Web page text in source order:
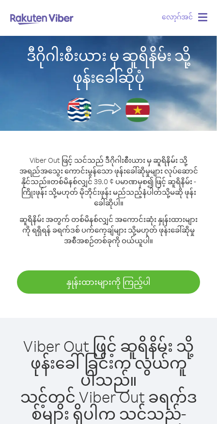
လော့ဂ်အင်
ဒီဂိုဂါးစီးယား မှ ဆူရိနိမ်း သို့
ဖုန်းခေါ်ဆိုပုံ
Viber Out ဖြင့် သင်သည် ဒီဂိုဂါးစီးယား မှ ဆူရိနိမ်း သို့
အရည်အသွေး ကောင်းမွန်သော ဖုန်းခေါ်ဆိုမှုများ လုပ်ဆောင်
နိုင်သည်။တစ်မိနစ်လျှင် 39.0 ¢ ပမာဏမှစ၍ ဖြင့် ဆူရိနိမ်း -
ကြိုးဖုန်း သို့မဟုတ် မိုဘိုင်းဖုန်း မည်သည့်နံပါတ်သို့မဆို ဖုန်း
ခေါ်ဆိုပါ။
ဆူရိနိမ်း အတွက် တစ်မိနစ်လျှင် အကောင်းဆုံး နှုန်းထားများ
ကို ရရှိရန် ခရက်ဒစ် ပက်ကေ့ချ်များ သို့မဟုတ် ဖုန်းခေါ်ဆိုမှု
အစီအစဉ်တစ်ခုကို ဝယ်ယူပါ။
နှုန်းထားများကို ကြည့်ပါ
Viber Out ဖြင့် ဆူရိနိမ်း သို့
ဖုန်းခေါ်ခြင်းက လွယ်ကူ
ပါသည်။
သင့်တွင် Viber Out ခရက်ဒ
စ်များ ရှိပါက သင်သည်-